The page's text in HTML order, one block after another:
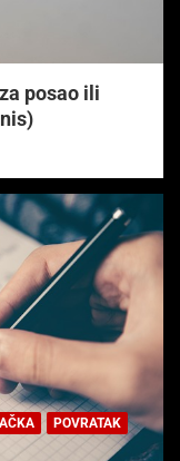
posao ili
POVRATAK